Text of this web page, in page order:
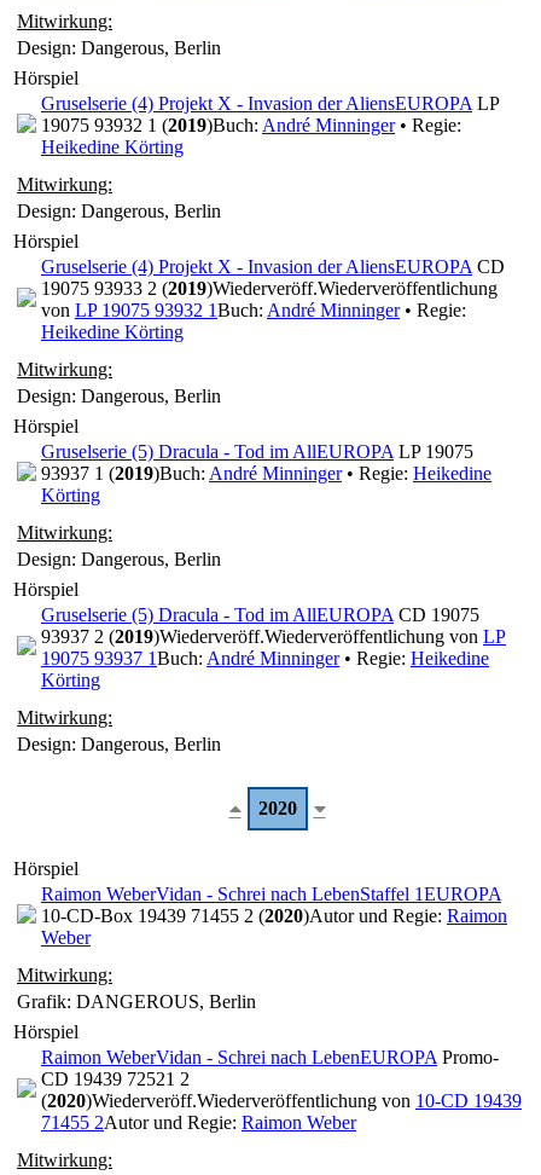
Mitwirkung:
Design: Dangerous, Berlin
Hörspiel
Gruselserie (4) Projekt X - Invasion der AliensEUROPA LP
19075 93932 1 (2019)Buch: André Minninger• Regie:
Heikedine Körting
Mitwirkung:
Design: Dangerous, Berlin
Hörspiel
Gruselserie (4) Projekt X - Invasion der AliensEUROPA CD
19075 93933 2 (2019)Wiederveröff.Wiederveröffentlichung
von LP 19075 93932 1Buch: André Minninger• Regie:
Heikedine Körting
Mitwirkung:
Design: Dangerous, Berlin
Hörspiel
Gruselserie (5) Dracula - Tod im AllEUROPA LP 19075
93937 1 (2019)Buch: André Minninger• Regie: Heikedine
Körting
Mitwirkung:
Design: Dangerous, Berlin
Hörspiel
Gruselserie (5) Dracula - Tod im AllEUROPA CD 19075
93937 2 (2019)Wiederveröff.Wiederveröffentlichung von LP
19075 93937 1Buch: André Minninger• Regie: Heikedine
Körting
Mitwirkung:
Design: Dangerous, Berlin
2020
Hörspiel
Raimon WeberVidan - Schrei nach LebenStaffel 1EUROPA
10-CD-Box 19439 71455 2 (2020)Autor und Regie: Raimon
Weber
Mitwirkung:
Grafik: DANGEROUS, Berlin
Hörspiel
Raimon WeberVidan - Schrei nach LebenEUROPA Promo-
CD 19439 72521 2
(2020)Wiederveröff.Wiederveröffentlichung von 10-CD 19439
71455 2Autor und Regie: Raimon Weber
Mitwirkung: